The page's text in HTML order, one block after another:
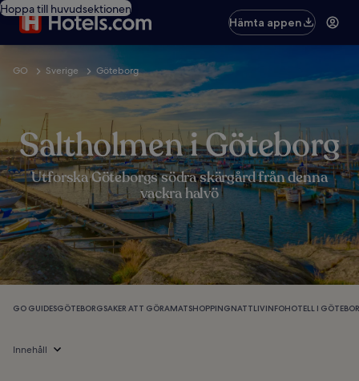
Hoppa till huvudsektionen
Hämta appen
GO Sverige Göteborg
Saltholmen i Göteborg
Utforska Göteborgs södra skärgård från denna
vackra halvö
GO GUIDESGÖTEBORGSAKER ATT GÖRAMATSHOPPINGNATTLIVINFOHOTELL I
Innehåll